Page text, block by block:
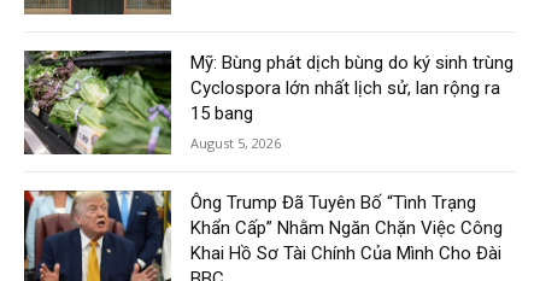
Mỹ: Bùng phát dịch bùng do ký sinh trùng
Cyclospora lớn nhất lịch sử, lan rộng ra
15 bang
August 5, 2026
Ông Trump Đã Tuyên Bố “Tình Trạng
Khẩn Cấp” Nhằm Ngăn Chặn Việc Công
Khai Hồ Sơ Tài Chính Của Mình Cho Đài